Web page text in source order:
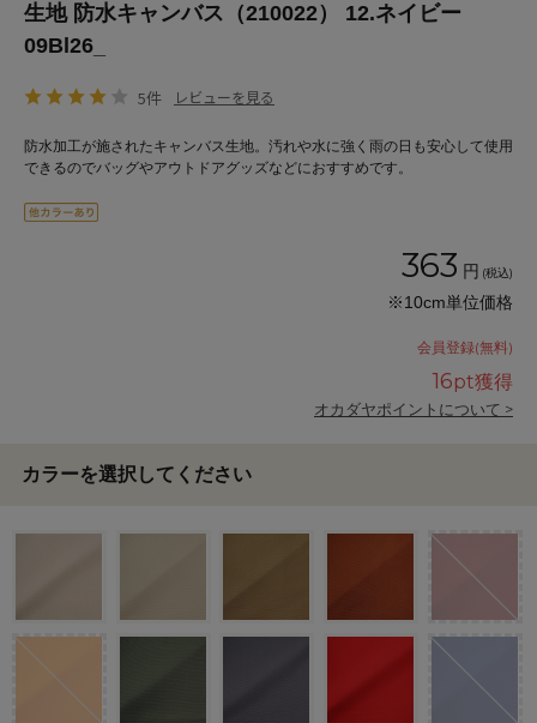
生地 防水キャンバス（210022） 12.ネイビー
09Bl26_
5件 レビューを見る
防水加工が施されたキャンバス生地。汚れや水に強く雨の日も安心して使用
できるのでバッグやアウトドアグッズなどにおすすめです。
363 円 (税込)
※10cm単位価格
会員登録(無料)
16pt獲得
オカダヤポイントについて >
カラーを選択してください